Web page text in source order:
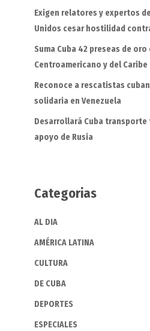
Exigen relatores y expertos
Unidos cesar hostilidad
Suma Cuba 42 preseas de oro
Centroamericano y del Caribe
Reconoce a rescatistas
solidaria en Venezuela
Desarrollará Cuba
apoyo de Rusia
Categorias
AL DIA
AMÉRICA LATINA
CULTURA
DE CUBA
DEPORTES
ESPECIALES